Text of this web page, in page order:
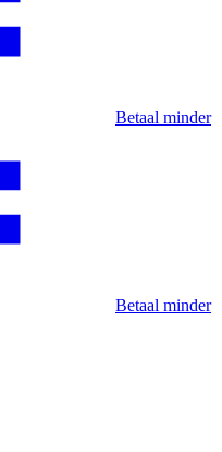
Betaal minder
Betaal minder